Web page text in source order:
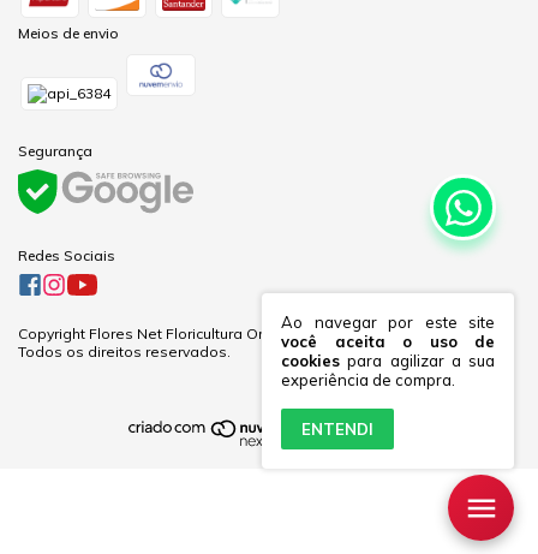
Ao navegar por este site
você aceita o uso de
cookies para agilizar a sua
experiência de compra.
ENTENDI
Meios de envio
Segurança
Redes Sociais
Copyright Flores Net Floricultura Online Ltda - 60281691000170 - 2026.
Todos os direitos reservados.